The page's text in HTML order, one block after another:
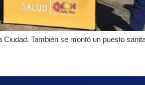
También se montó un puesto